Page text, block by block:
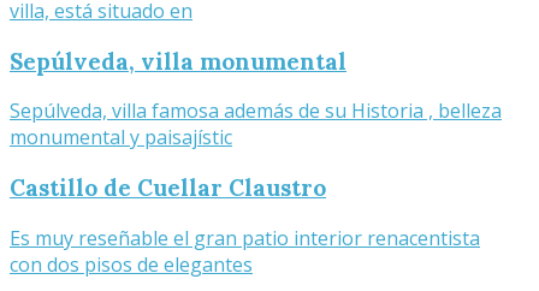
villa, está situado en
Sepúlveda, villa monumental
Sepúlveda, villa famosa además de su Historia , belleza
monumental y paisajístic
Castillo de Cuellar Claustro
Es muy reseñable el gran patio interior renacentista
con dos pisos de elegantes